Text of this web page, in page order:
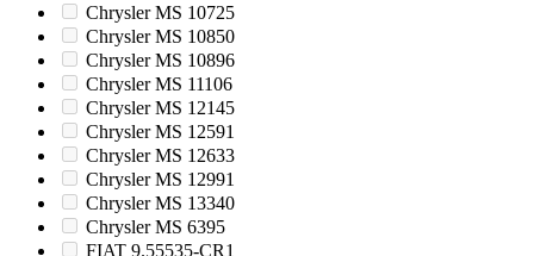
Chrysler MS 10725
Chrysler MS 10850
Chrysler MS 10896
Chrysler MS 11106
Chrysler MS 12145
Chrysler MS 12591
Chrysler MS 12633
Chrysler MS 12991
Chrysler MS 13340
Chrysler MS 6395
FIAT 9.55535-CR1